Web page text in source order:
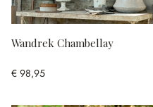
Wandrek Chambellay
€ 98,95